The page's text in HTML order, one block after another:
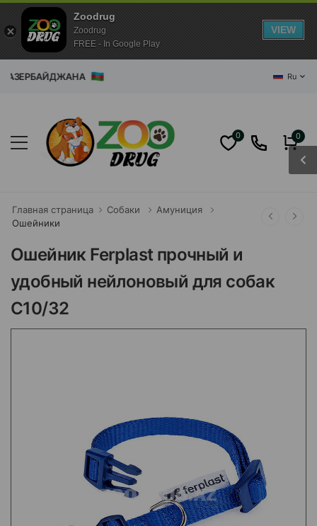
Ru
0 0
Главная страница Собаки
Амуниция
Ошейники
Ошейник Ferplast прочный и
удобный нейлоновый для собак
C10/32
Zoodrug
Zoodrug
FREE - In Google Play
VIEW